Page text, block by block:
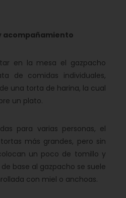
acompañamiento
en la mesa el gazpacho
de comidas individuales,
una torta de harina, la cual
un plato.
para varias personas, el
más grandes, pero sin
un poco de tomillo y
base al gazpacho se suele
con miel o anchoas.